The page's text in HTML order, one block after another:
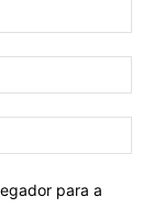
para a